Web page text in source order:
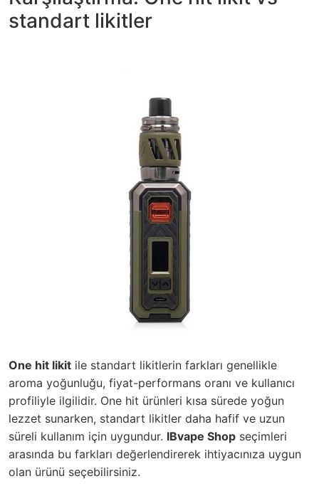
standart likitler
One hit likit ile standart likitlerin farkları genellikle
aroma yoğunluğu, fiyat-performans oranı ve kullanıcı
profiliyle ilgilidir. One hit ürünleri kısa sürede yoğun
lezzet sunarken, standart likitler daha hafif ve uzun
süreli kullanım için uygundur. IBvape Shop seçimleri
arasında bu farkları değerlendirerek ihtiyacınıza uygun
olan ürünü seçebilirsiniz.